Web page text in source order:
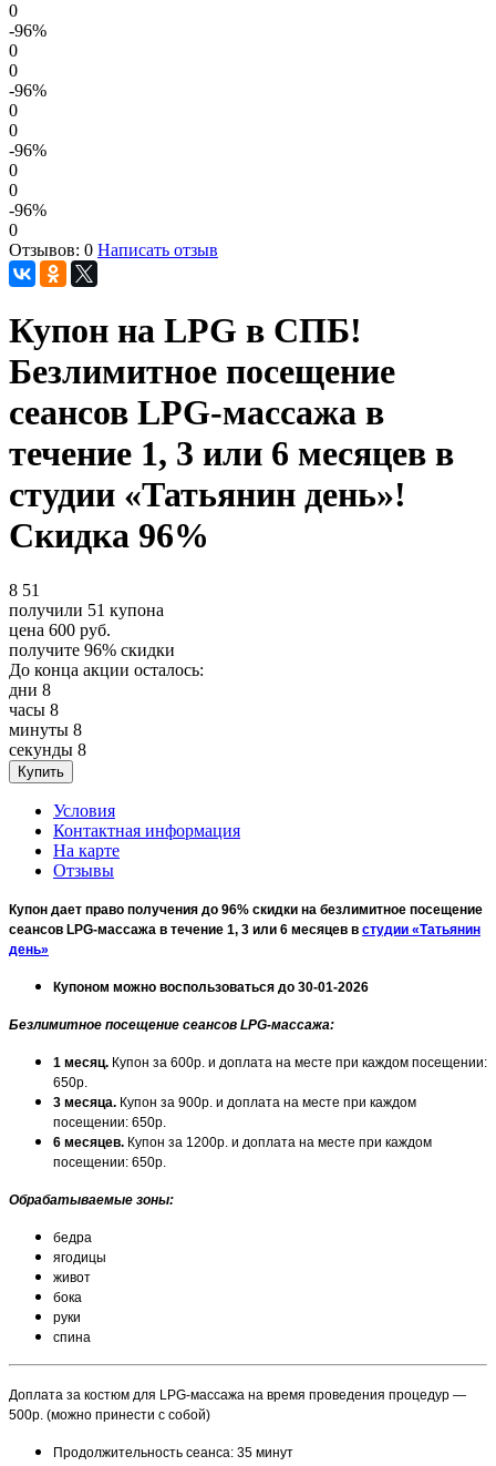
0
-96%
0
0
-96%
0
0
-96%
0
0
-96%
0
Отзывов: 0 Написать отзыв
Купон на LPG в СПБ!
Безлимитное посещение
сеансов LPG-массажа в
течение 1, 3 или 6 месяцев в
студии «Татьянин день»!
Скидка 96%
8 51
получили 51 купона
цена 600 руб.
получите 96% скидки
До конца акции осталось:
дни 8
часы 8
минуты 8
секунды 8
Условия
Контактная информация
На карте
Отзывы
Купон дает право получения до 96% скидки на безлимитное посещение
сеансов LPG-массажа в течение 1, 3 или 6 месяцев в студии «Татьянин
день»
Купоном можно воспользоваться до 30-01-2026
Безлимитное посещение сеансов LPG-массажа:
1 месяц. Купон за 600р. и доплата на месте при каждом посещении:
650р.
3 месяца. Купон за 900р. и доплата на месте при каждом
посещении: 650р.
6 месяцев. Купон за 1200р. и доплата на месте при каждом
посещении: 650р.
Обрабатываемые зоны:
бедра
ягодицы
живот
бока
руки
спина
Доплата за костюм для LPG-массажа на время проведения процедур —
500р. (можно принести с собой)
Продолжительность сеанса: 35 минут